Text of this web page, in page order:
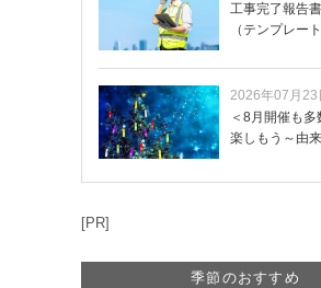
工事完了報告
（テンプレー
2026年07月23
＜8月開催も多
楽しもう～由
[PR]
季節のおすすめ